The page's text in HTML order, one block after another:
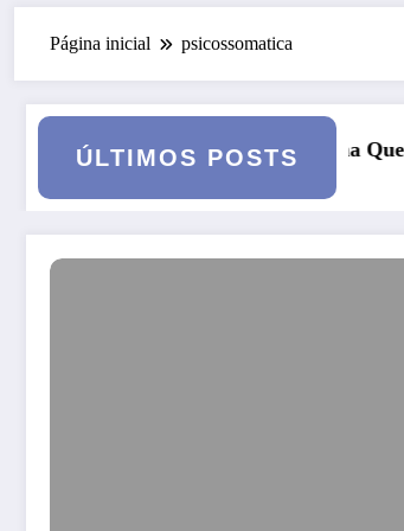
Página inicial psicossomatica
ÚLTIMOS POSTS
uma Queda: quando o casamento vai a